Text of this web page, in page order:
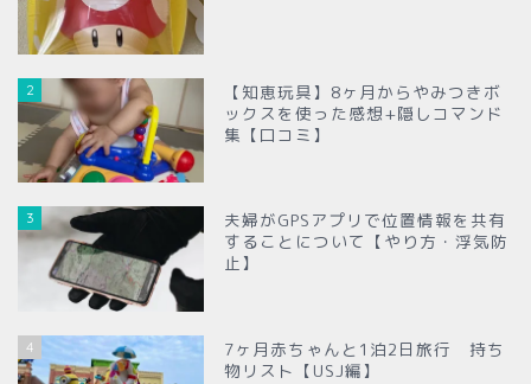
2
【知恵玩具】8ヶ月からやみつきボ
ックスを使った感想+隠しコマンド
集【口コミ】
3
夫婦がGPSアプリで位置情報を共有
することについて【やり方・浮気防
止】
4
7ヶ月赤ちゃんと1泊2日旅行 持ち
物リスト【USJ編】